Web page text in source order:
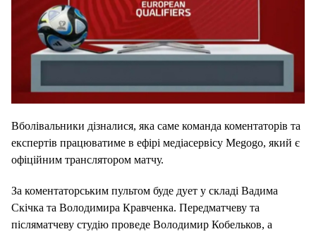
Вболівальники дізналися, яка саме команда коментаторів та
експертів працюватиме в ефірі медіасервісу Megogo, який є
офіційним транслятором матчу.
За коментаторським пультом буде дует у складі Вадима
Скічка та Володимира Кравченка. Передматчеву та
післяматчеву студію проведе Володимир Кобельков, а